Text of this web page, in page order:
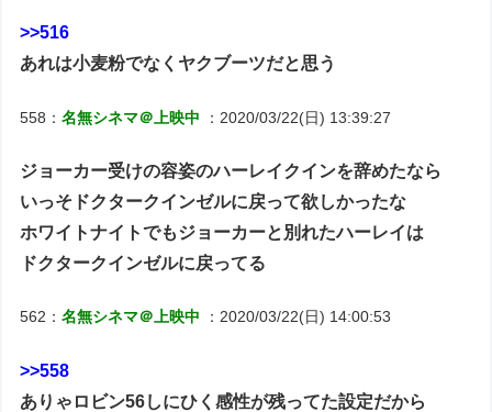
>>516
あれは小麦粉でなくヤクブーツだと思う
558：名無シネマ＠上映中 ：2020/03/22(日) 13:39:27
ジョーカー受けの容姿のハーレイクインを辞めたなら
いっそドクタークインゼルに戻って欲しかったな
ホワイトナイトでもジョーカーと別れたハーレイは
ドクタークインゼルに戻ってる
562：名無シネマ＠上映中 ：2020/03/22(日) 14:00:53
>>558
ありゃロビン56しにひく感性が残ってた設定だから